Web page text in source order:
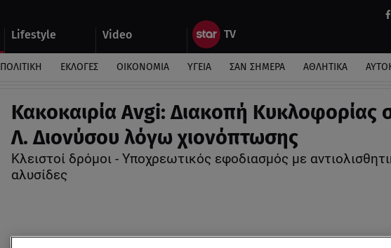
Lifestyle Video
ΠΟΛΙΤΙΚΗ ΕΚΛΟΓΕΣ ΟΙΚΟΝΟΜΙΑ ΥΓΕΙΑ ΣΑΝ ΣΗΜΕΡΑ ΑΘΛΗΤΙΚΑ
Κακοκαιρία Avgi: Διακοπή Κυκλοφορίας
Λ. Διονύσου λόγω χιονόπτωσης
Κλειστοί δρόμοι - Υποχρεωτικός εφοδιασμός με
αλυσίδες